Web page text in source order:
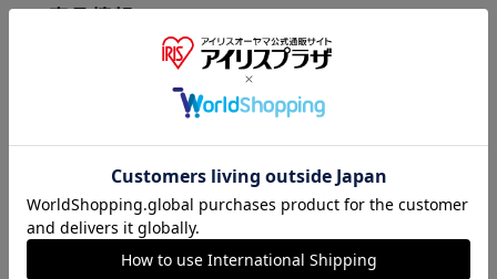
レール仕様で奥まで引き出せて取り出しやすい設計です。
◆安定感のある設計
大型テレビも置ける安心の頑丈設計。
◆圧迫感のないローデザイン
高さ31cmと低めのローデザイン設計で、ソファスタイル・
フロアスタイルの両方で見やすくお使いいただけます。
◆長く使えるこだわり素材
天板と前面は、木目が美しい天然木の突板を使用した天然木
商品情報
ARでサイズ感をチェック